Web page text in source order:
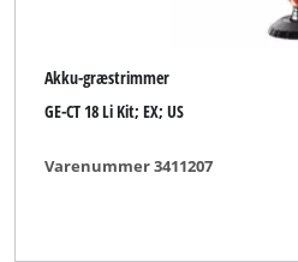
Akku-græstrimmer
GE-CT 18 Li Kit; EX; US
Varenummer 3411207